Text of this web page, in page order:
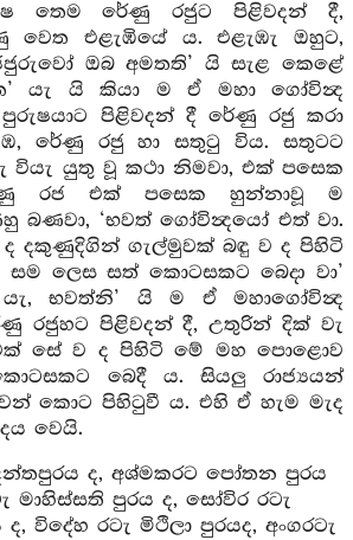
තෙම රේණු රජුට පිළිවදන් දී,
වෙත එළැඹියේ ය. එළැඹැ ඔහුට,
ඔබ අමතති’ යි සැළ කෙළේ
යැ යි කියා ම ඒ මහා ගෝවින්‍ද
පිළිවදන් දී රේණු රජු කරා
රේණු රජු හා සතුටු විය. සතුටට
වියැ යුතු වූ කථා නිමවා, එක් පසෙක
රජ එක් පසෙක හුන්නාවූ ම
බණවා, ‘භවත් ගෝවින්‍දයෝ එත් වා.
දකුණුදිගින් ගැල්මුවක් බඳු ව ද පිහිටි
ලෙස සත් කොටසකට බෙදා වා’
භවත්නි’ යි ම ඒ මහාගෝවින්‍ද
රජුහට පිළිවදන් දී, උතුරින් දික් වැ
සේ ව ද පිහිටි මේ මහ පොළොව
බෙදී ය. සියලු රාජ්‍යයන්
කොට පිහිටුවී ය. එහි ඒ හැම මැද
වෙයි.
ද, අශ්මකරට පෝතන පුරය
මාහිස්සති පුරය ද, සෝවිර රටැ
විදේහ රටැ මිථිලා පුරයද, අංගරටැ